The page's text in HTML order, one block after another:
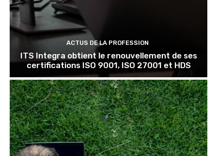
ACTUS DE LA PROFESSION
ITS Integra obtient le renouvellement de ses
certifications ISO 9001, ISO 27001 et HDS